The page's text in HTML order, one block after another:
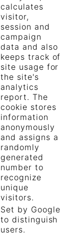
calculates
visitor,
session and
campaign
data and also
keeps track of
site usage for
the site's
analytics
report. The
cookie stores
information
anonymously
and assigns a
randomly
generated
number to
recognize
unique
visitors.
Set by Google
to distinguish
users.